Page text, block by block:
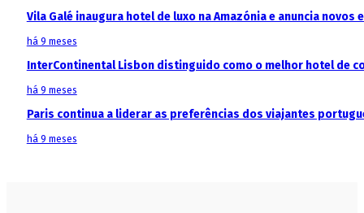
Vila Galé inaugura hotel de luxo na Amazónia e anuncia
há 9 meses
InterContinental Lisbon distinguido como o melhor hotel de
há 9 meses
Paris continua a liderar as preferências dos viajantes
há 9 meses